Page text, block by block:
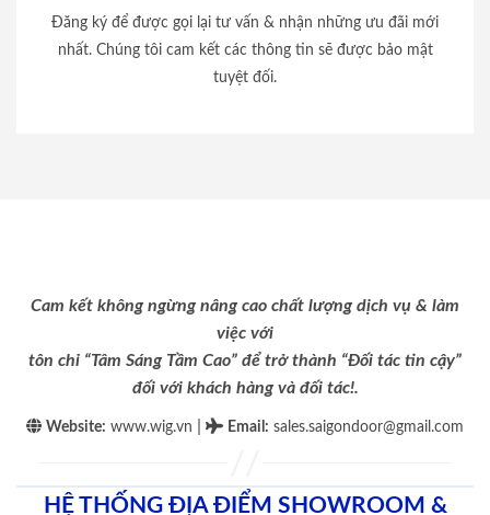
Đăng ký để được gọi lại tư vấn & nhận những ưu đãi mới
nhất. Chúng tôi cam kết các thông tin sẽ được bảo mật
tuyệt đối.
Cam kết không ngừng nâng cao chất lượng dịch vụ & làm
việc với
tôn chỉ “Tâm Sáng Tầm Cao” để trở thành “Đối tác tin cậy”
đối với khách hàng và đối tác!.
Website: www.wig.vn Email : sales.saigondoor@gmail.com
HỆ THỐNG ĐỊA ĐIỂM SHOWROOM &